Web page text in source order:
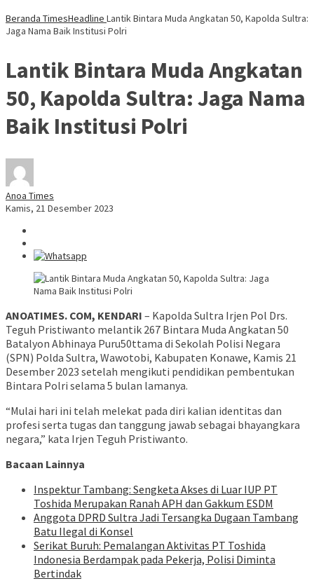
Beranda TimesHeadline Lantik Bintara Muda Angkatan 50, Kapolda Sultra:
Jaga Nama Baik Institusi Polri
Lantik Bintara Muda Angkatan
50, Kapolda Sultra: Jaga Nama
Baik Institusi Polri
Anoa Times
Kamis, 21 Desember 2023
ANOATIMES. COM, KENDARI – Kapolda Sultra Irjen Pol Drs.
Teguh Pristiwanto melantik 267 Bintara Muda Angkatan 50
Batalyon Abhinaya Puru50ttama di Sekolah Polisi Negara
(SPN) Polda Sultra, Wawotobi, Kabupaten Konawe, Kamis 21
Desember 2023 setelah mengikuti pendidikan pembentukan
Bintara Polri selama 5 bulan lamanya.
“Mulai hari ini telah melekat pada diri kalian identitas dan
profesi serta tugas dan tanggung jawab sebagai bhayangkara
negara,” kata Irjen Teguh Pristiwanto.
Bacaan Lainnya
Inspektur Tambang: Sengketa Akses di Luar IUP PT
Toshida Merupakan Ranah APH dan Gakkum ESDM
Anggota DPRD Sultra Jadi Tersangka Dugaan Tambang
Batu Ilegal di Konsel
Serikat Buruh: Pemalangan Aktivitas PT Toshida
Indonesia Berdampak pada Pekerja, Polisi Diminta
Bertindak